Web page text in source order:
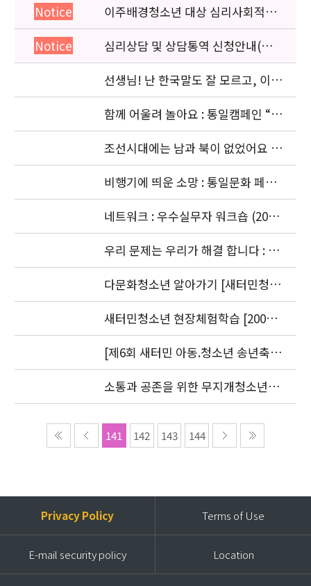
Notice
이주배경청소년 대상 심리사회적응
검사 연수동영상 개편 안내
Notice
심리상담 및 상담통역 신청안내(의뢰
서첨부)
선생님! 난 한국말도 잘 모르고, 이젠
몽골말도 잘 모르겠어요: 이주청소년
관련
함께 어울려 놀아요 : 통일캠페인 “얼
싸안고” 공동주최 (2006. 11.5)
조선시대에는 남과 북이 없었어요 :
경복궁 돌아보기 (2006. 10. 4)
비행기에 띄운 소망 : 통일문화 페스
티벌 [남북청소년대화] (2006. 9.18-
9.20)
네트워크 : 우수실무자 워크숍 (2006.
9. 18 ~ 9. 22)
우리 문제는 우리가 해결 합니다 : 청
소년기획단의 활동 (2006. 8.24-
9.20)
다문화청소년 알아가기 [새터민청소
년] 편 발간(2006. 7.25)
새터민청소년 현장체험학습 [2006.
8. 30-31]
[제6회 새터민 아동.청소년 송년축
제] 2006 더 크고 싶은 아이들
소통과 공존을 위한 무지개청소년센
터 세미나 2006 언론보도자료
141 142 143 144
Privacy Policy Terms of Use
E-mail security policy Location